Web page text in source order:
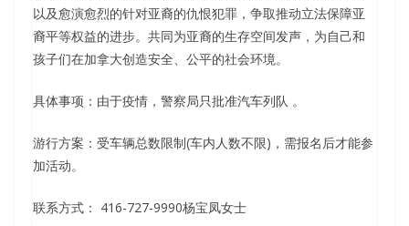
以及愈演愈烈的针对亚裔的仇恨犯罪，争取推动立法保障亚
裔平等权益的进步。共同为亚裔的生存空间发声，为自己和
孩子们在加拿大创造安全、公平的社会环境。
具体事项：由于疫情，警察局只批准汽车列队 。
游行方案：受车辆总数限制(车内人数不限)，需报名后才能参
加活动。
联系方式： 416-727-9990杨宝凤女士